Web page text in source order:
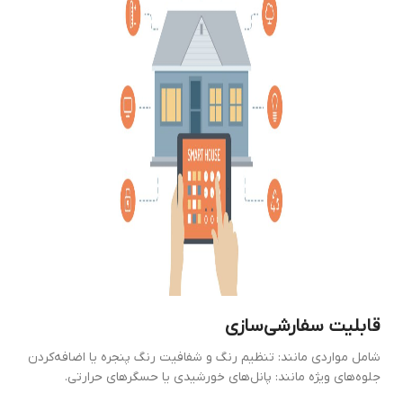
قابلیت سفارشی‌سازی
شامل مواردی مانند: تنظیم رنگ و شفافیت رنگ پنجره یا اضافه‌کردن
جلوه‌های ویژه مانند: پانل‌های خورشیدی یا حسگرهای حرارتی.